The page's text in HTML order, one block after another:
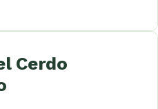
Cerdo